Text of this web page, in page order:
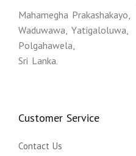
Mahamegha Prakashakayo,
Waduwawa, Yatigaloluwa,
Polgahawela,
Sri Lanka.
Customer Service
Contact Us